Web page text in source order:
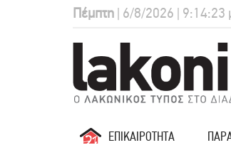
Πέμπτη | 6/8/2026 | 9:14:24
ΕΠΙΚΑΙΡΟΤΗΤΑ